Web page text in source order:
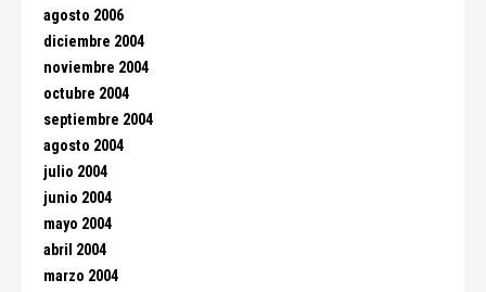
agosto 2006
diciembre 2004
noviembre 2004
octubre 2004
septiembre 2004
agosto 2004
julio 2004
junio 2004
mayo 2004
abril 2004
marzo 2004